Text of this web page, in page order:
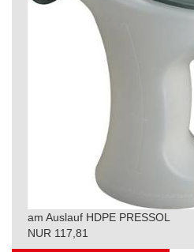
am Auslauf HDPE PRESSOL
NUR 117,81